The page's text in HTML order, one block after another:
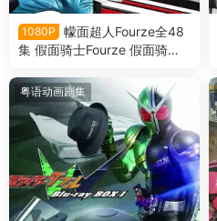
1080P
幪面超人Fourze全48
集 假面骑士Fourze 假面骑士
粤语动画剧集